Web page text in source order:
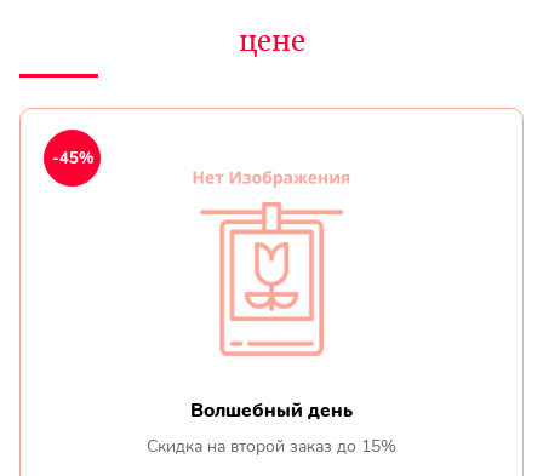
цене
Волшебный день
Скидка на второй заказ до 15%
-45%